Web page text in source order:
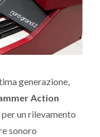
generazione,
Action
un rilevamento
sonoro